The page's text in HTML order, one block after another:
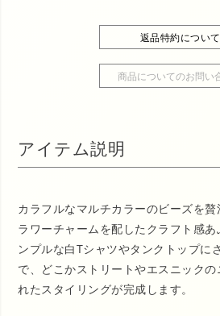
返品特約について
商品についてのお問い
アイテム説明
カラフルなマルチカラーのビーズを
ラワーチャームを配したクラフト感
ンプルな白Tシャツやタンクトップに
で、どこかストリートやエスニック
れたスタイリングが完成します。